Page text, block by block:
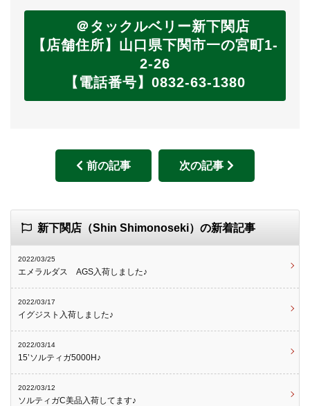
＠タックルベリー新下関店
【店舗住所】山口県下関市一の宮町1-
2-26
【電話番号】0832-63-1380
前の記事 次の記事
新下関店（Shin Shimonoseki）の新着記事
2022/03/25
エメラルダス AGS入荷しました♪
2022/03/17
イグジスト入荷しました♪
2022/03/14
15’ソルティガ5000H♪
2022/03/12
ソルティガC美品入荷してます♪